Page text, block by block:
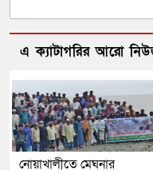
এ ক্যাটাগরির আরো
নোয়াখালীতে মেঘনার